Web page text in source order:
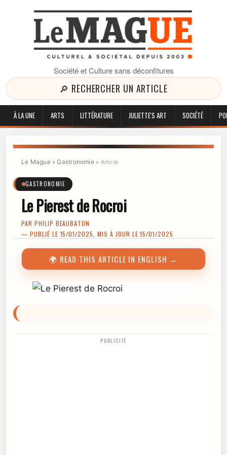
Société et Culture sans déconfitures
🔎 RECHERCHER UN ARTICLE
À LA UNE ARTS LITTÉRATURE JULIETTE'S ART SOCIÉTÉ
Le Mague»Gastronomie» Article
GASTRONOMIE
Le Pierest de Rocroi
PAR PHILIP BEAUBATON
— PUBLIÉ LE 15/01/2025, MIS À JOUR LE 15/01/2025
🌍 READ THIS ARTICLE IN ENGLISH →
PUBLICITÉ